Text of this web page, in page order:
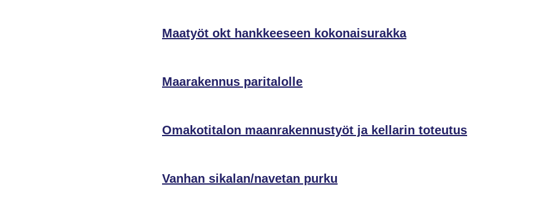
Maatyöt okt hankkeeseen kokonaisurakka
Maarakennus paritalolle
Omakotitalon maanrakennustyöt ja kellarin toteutus
Vanhan sikalan/navetan purku